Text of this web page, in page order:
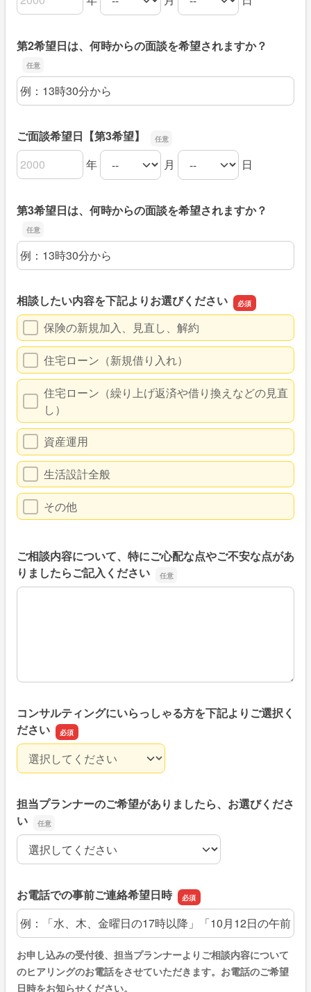
ご面談希望日【第2希望】の年
ご面談希望日【第2希望】の月
ご面談希望日【第2希望】の日
第2希望日は、何時からの面談を希望されますか？
第2希望日は、何時からの面談を希望されますか？
ご面談希望日【第3希望】
ご面談希望日【第3希望】の年
年
ご面談希望日【第3希望】の月月
ご面談希望日【第3希望】の日 日
第3希望日は、何時からの面談を希望されますか？
第3希望日は、何時からの面談を希望されますか？
相談したい内容を下記よりお選びください
保険の新規加入、見直し、解約
住宅ローン（新規借り入れ）
住宅ローン（繰り上げ返済や借り換えなどの見直
し）
資産運用
生活設計全般
その他
ご相談内容について、特にご心配な点やご不安な点があ
りましたらご記入ください
ご相談内容について、特にご心配な点やご不安な点があり
コンサルティングにいらっしゃる方を下記よりご選択く
ださい
コンサルティングにいらっしゃる方を下記よりご選択くだ
担当プランナーのご希望がありましたら、お選びくださ
い
担当プランナーのご希望がありましたら、お選びください
お電話での事前ご連絡希望日時
お電話での事前ご連絡希望日時
お申し込みの受付後、担当プランナーよりご相談内容について
のヒアリングのお電話をさせていただきます。お電話のご希望
日時をお知らせください。